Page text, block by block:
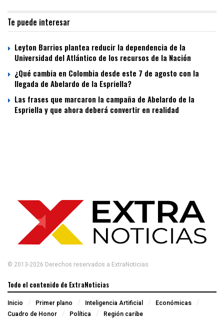
Te puede interesar
Leyton Barrios plantea reducir la dependencia de la
Universidad del Atlántico de los recursos de la Nación
¿Qué cambia en Colombia desde este 7 de agosto con la
llegada de Abelardo de la Espriella?
Las frases que marcaron la campaña de Abelardo de la
Espriella y que ahora deberá convertir en realidad
© 2013-2026 Derechos reservados a ExtraNoticias
Todo el contenido de ExtraNoticias
Inicio Primer plano Inteligencia Artificial
Económicas
Cuadro de Honor
Política Región caribe